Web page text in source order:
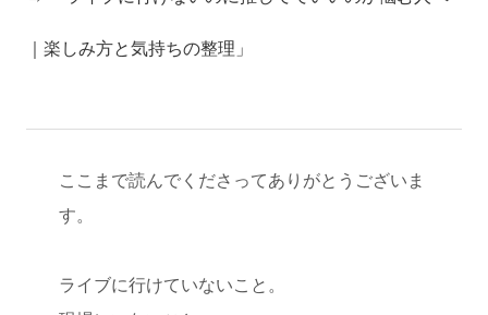
｜楽しみ方と気持ちの整理」
ここまで読んでくださってありがとうございま
す。
ライブに行けていないこと。